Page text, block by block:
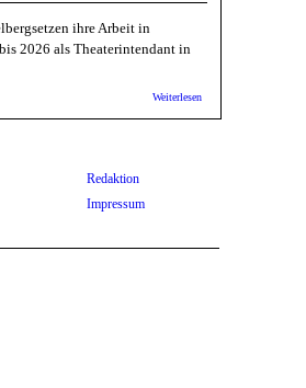
ihre Arbeit in
2026 als Theaterintendant in
Weiterlesen
Redaktion
Impressum